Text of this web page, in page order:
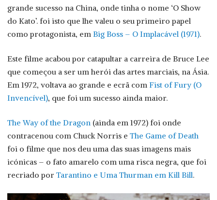
grande sucesso na China, onde tinha o nome ‘O Show
do Kato’. foi isto que lhe valeu o seu primeiro papel
como protagonista, em Big Boss – O Implacável (1971).
Este filme acabou por catapultar a carreira de Bruce Lee
que começou a ser um herói das artes marciais, na Ásia.
Em 1972, voltava ao grande e ecrã com Fist of Fury (O
Invencível), que foi um sucesso ainda maior.
The Way of the Dragon (ainda em 1972) foi onde
contracenou com Chuck Norris e The Game of Death
foi o filme que nos deu uma das suas imagens mais
icónicas – o fato amarelo com uma risca negra, que foi
recriado por Tarantino e Uma Thurman em Kill Bill.